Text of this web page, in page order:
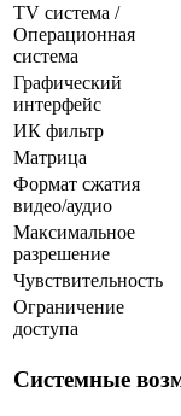
TV система /
Операционная
система
Графический
интерфейс
ИК фильтр
Матрица
Формат сжатия
видео/аудио
Максимальное
разрешение
Чувствительность
Ограничение
доступа
Системные